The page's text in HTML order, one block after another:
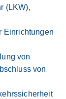
(LKW),
Einrichtungen
von
von